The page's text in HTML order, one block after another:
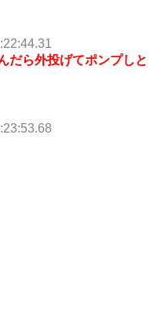
だら外投げてポンプしと